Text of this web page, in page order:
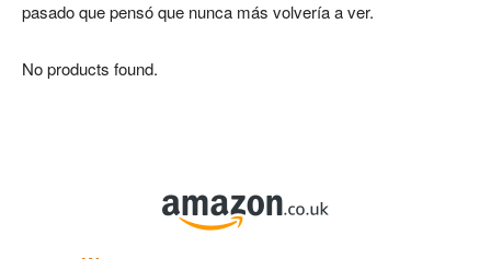
pasado que pensó que nunca más volvería a ver.
No products found.